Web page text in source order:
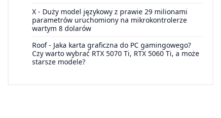
X - Duży model językowy z prawie 29 milionami
parametrów uruchomiony na mikrokontrolerze
wartym 8 dolarów
Roof- Jaka karta graficzna do PC gamingowego?
Czy warto wybrać RTX 5070 Ti, RTX 5060 Ti, a może
starsze modele?